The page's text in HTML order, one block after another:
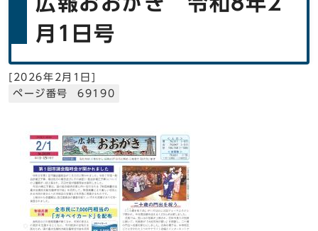
月1日号
[ 2026年2月1日]
ページ番号 69190